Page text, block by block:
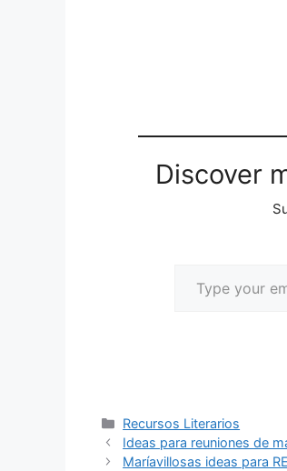
Discover
Recursos Literarios
Ideas para reuniones de
Maríavillosas ideas para